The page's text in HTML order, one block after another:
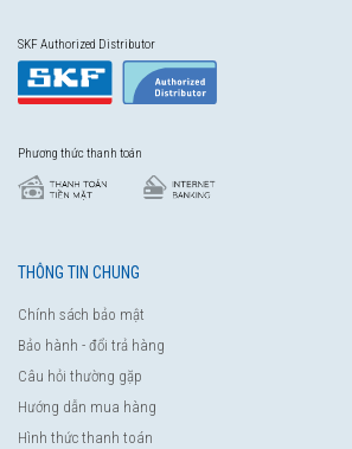
SKF Authorized Distributor
Phương thức thanh toán
THÔNG TIN CHUNG
Chính sách bảo mật
Bảo hành - đổi trả hàng
Câu hỏi thường gặp
Hướng dẫn mua hàng
Hình thức thanh toán